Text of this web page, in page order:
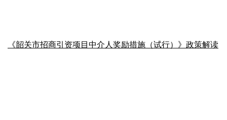
《韶关市招商引资项目中介人奖励措施（试行）》政策解读